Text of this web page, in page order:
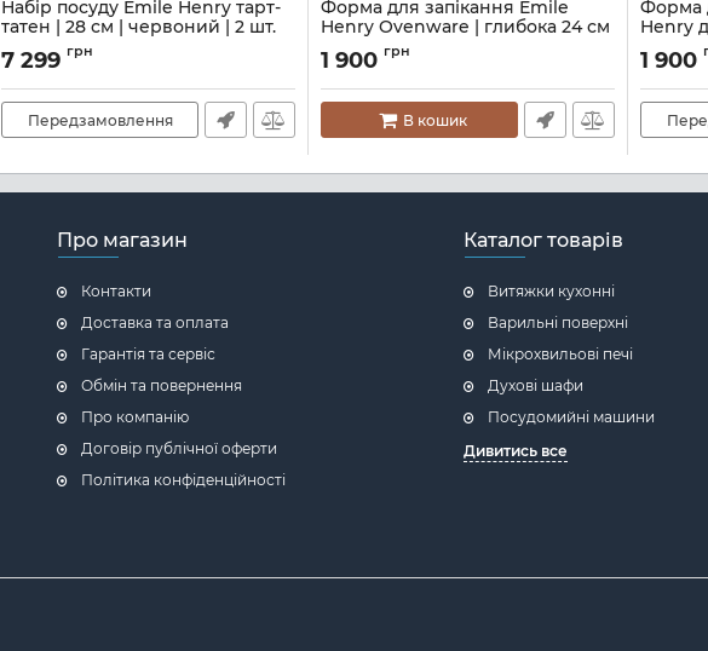
Набір посуду Emile Henry тарт-
татен | 28 см | червоний | 2 шт.
(343699)
Артикул:
7 299 грн
Передзамовлення
Форма для запікання Emile
Henry Ovenware | глибока 24 см
(026024)
Артикул:
1 900 грн
В кошик
Форма
Henry
Артикул:
1 900
Про магазин
Контакти
Доставка та оплата
Гарантія та сервіс
Обмін та повернення
Про компанію
Договір публічної оферти
Політика конфіденційності
Каталог товарів
Витяжки кухонні
Варильні поверхні
Мікрохвильові печі
Духові шафи
Посудомийні машини
Дивитись все